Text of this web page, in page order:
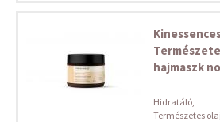
hajmaszk
Hidratáló,
Természetes